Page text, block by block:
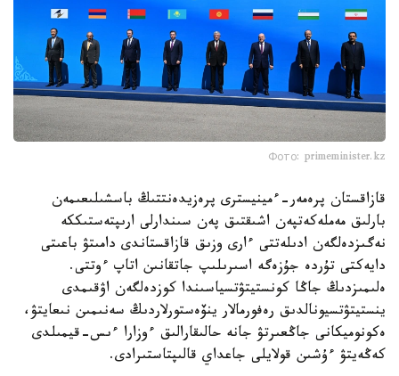
Фото: primeminister.kz
قازاقستان پرەمەر-ءمينيسترى پرەزيدەنتتىڭ باسشىلىعىمەن
بارلىق مەملەكەتپەن اشىقتىق پەن سىندارلى ارىپتەستىككە
نەگىزدەلگەن ادىلەتتى ءارى وزىق قازاقستاندى دامىتۋ باعىتى
دايەكتى تۇردە جۇزەگە اسىرىلىپ جاتقانىن اتاپ ءوتتى.
ەلىمىزدىڭ جاڭا كونستيتۋتسياسىندا كوزدەلگەن اۋقىمدى
ينستيتۋتسيونالدىق رەفورمالار ينۆەستورلاردىڭ سەنىمىن نىعايتۋ،
ەكونوميكانى جاڭعىرتۋ جانە حالىقارالىق ءوزارا ءىس-قيمىلدى
كەڭەيتۋ ءۇشىن قولايلى جاعداي قالىپتاستىرادى.